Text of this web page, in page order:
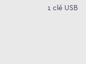
1 clé USB